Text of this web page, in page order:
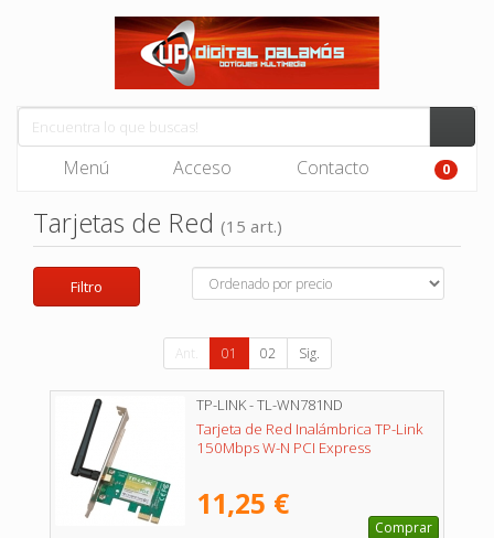
Menú Acceso Contacto 0
Tarjetas de Red (15 art.)
Filtro
Ant. 01 02 Sig.
TP-LINK - TL-WN781ND
Tarjeta de Red Inalámbrica TP-Link
150Mbps W-N PCI Express
11,25 €
Comprar